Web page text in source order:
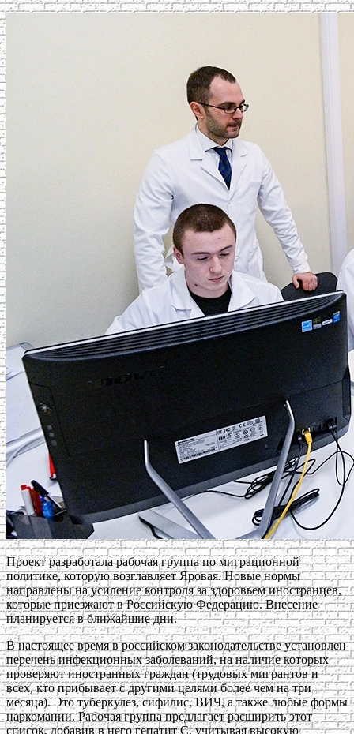
Проект разработала рабочая группа по миграционной
политике, которую возглавляет Яровая. Новые нормы
направлены на усиление контроля за здоровьем иностранцев,
которые приезжают в Российскую Федерацию. Внесение
планируется в ближайшие дни.
В настоящее время в российском законодательстве установлен
перечень инфекционных заболеваний, на наличие которых
проверяют иностранных граждан (трудовых мигрантов и
всех, кто прибывает с другими целями более чем на три
месяца). Это туберкулез, сифилис, ВИЧ, а также любые формы
наркомании. Рабочая группа предлагает расширить этот
список, добавив в него гепатит C, учитывая высокую